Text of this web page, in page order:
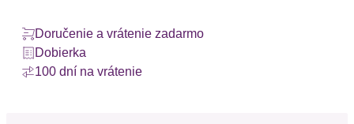
Doručenie a vrátenie zadarmo
Dobierka
100 dní na vrátenie